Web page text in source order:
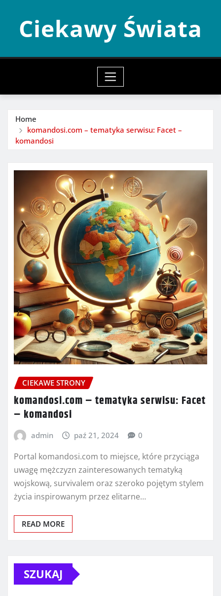
contentCiekawy Świata
Home
komandosi.com – tematyka serwisu: Facet –
komandosi
CIEKAWE STRONY
komandosi.com – tematyka serwisu: Facet
– komandosi
admin paź 21, 2024 0
Portal komandosi.com to miejsce, które przyciąga
uwagę mężczyzn zainteresowanych tematyką
wojskową, survivalem oraz szeroko pojętym stylem
życia inspirowanym przez elitarne…
READ MORE
SZUKAJ